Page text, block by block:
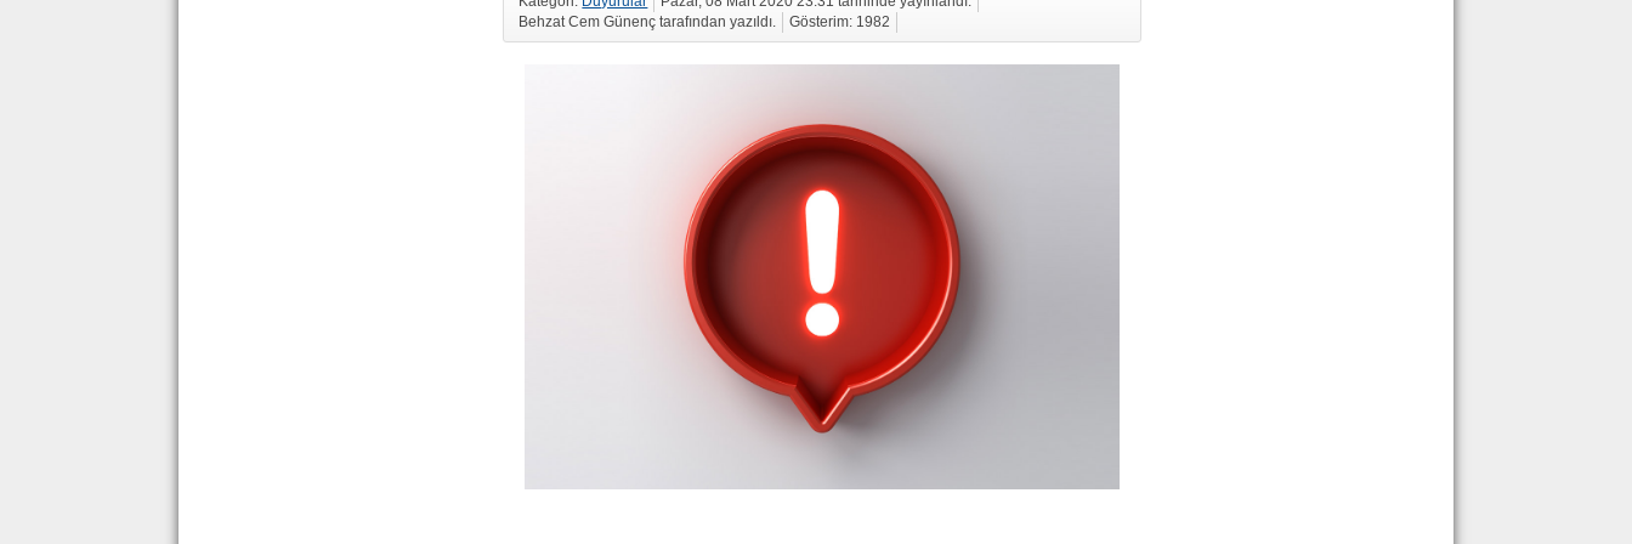
Behzat Cem Günenç tarafından yazıldı.
Gösterim: 1982